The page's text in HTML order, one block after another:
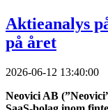
Aktieanalys
på året
2026-06-12 13:40:00
Neovici AB